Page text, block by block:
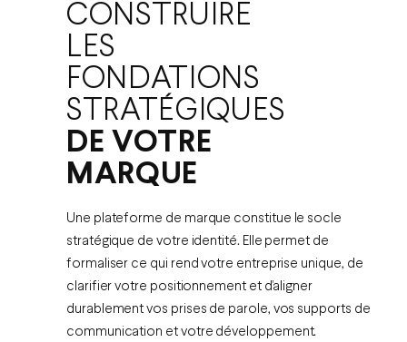
CONSTRUIRE
LES
FONDATIONS
STRATÉGIQUES
DE VOTRE
MARQUE
Une plateforme de marque constitue le socle
stratégique de votre identité. Elle permet de
formaliser ce qui rend votre entreprise unique, de
clarifier votre positionnement et d’aligner
durablement vos prises de parole, vos supports de
communication et votre développement.